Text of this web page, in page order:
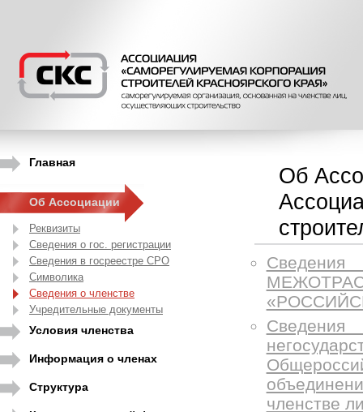
Главная
Об Ассоциации
Реквизиты
Сведения о гос. регистрации
Сведения в госреестре СРО
Символика
Сведения о членстве
Учредительные документы
Условия членства
Информация о членах
Структура
Об
Сведения
членстве